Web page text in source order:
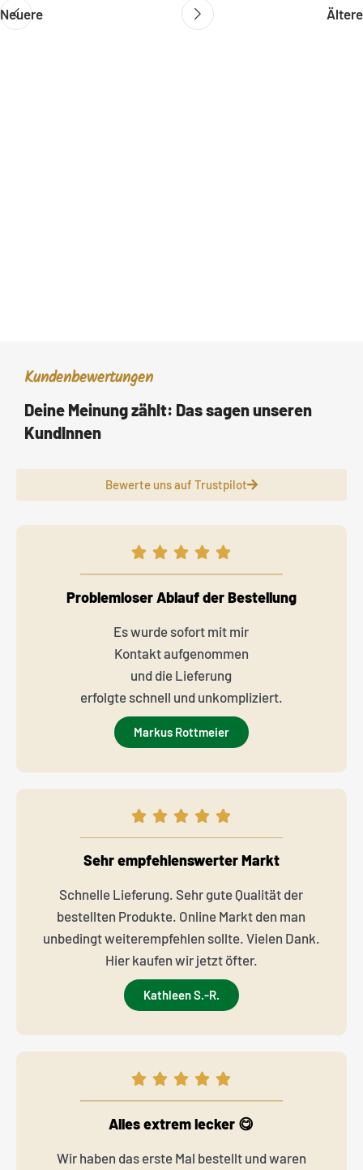
Neuere Ältere
Kundenbewertungen
Deine Meinung zählt: Das sagen unseren
KundInnen
Bewerte uns auf Trustpilot
Problemloser Ablauf der Bestellung
Es wurde sofort mit mir
Kontakt aufgenommen
und die Lieferung
erfolgte schnell und unkompliziert.
Markus Rottmeier
Sehr empfehlenswerter Markt
Schnelle Lieferung. Sehr gute Qualität der
bestellten Produkte. Online Markt den man
unbedingt weiterempfehlen sollte. Vielen Dank.
Hier kaufen wir jetzt öfter.
Kathleen S.-R.
Alles extrem lecker 😋
Wir haben das erste Mal bestellt und waren